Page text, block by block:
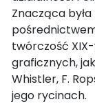
Znacząca
twórczość
graficznych,
Whistler, F.
jego rycinach.